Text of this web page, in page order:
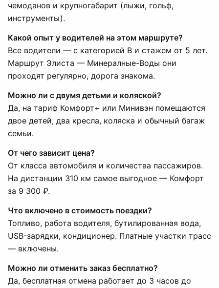
чемоданов и крупногабарит (лыжи, гольф,
инструменты).
Какой опыт у водителей на этом маршруте?
Все водители — с категорией B и стажем от 5 лет.
Маршрут Элиста — Минералные-Воды они
проходят регулярно, дорога знакома.
Можно ли с двумя детьми и коляской?
Да, на тариф Комфорт+ или Минивэн помещаются
двое детей, два кресла, коляска и обычный багаж
семьи.
От чего зависит цена?
От класса автомобиля и количества пассажиров.
На дистанции 310 км самое выгодное — Комфорт
за 9 300 ₽.
Что включено в стоимость поездки?
Топливо, работа водителя, бутилированная вода,
USB-зарядки, кондиционер. Платные участки трасс
— включены.
Можно ли отменить заказ бесплатно?
Да, бесплатная отмена работает до 3 часов до